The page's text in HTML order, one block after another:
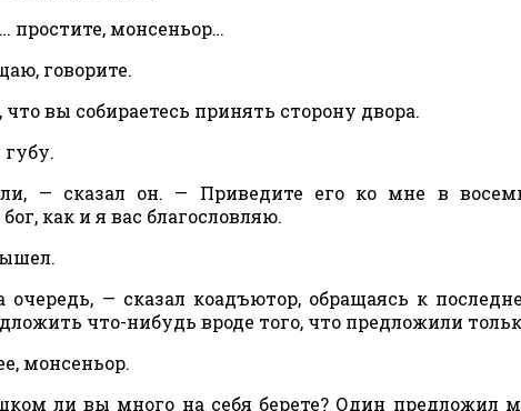
простите, монсеньор…
говорите.
вы собираетесь принять сторону двора.
— сказал он. — Приведите его ко мне в
как и я вас благословляю.
очередь, — сказал коадъютор, обращаясь к
что-нибудь вроде того, что предложили
монсеньор.
ли вы много на себя берете? Один предложил